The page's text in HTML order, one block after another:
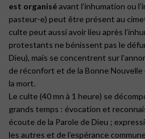
est organiséavant l’inhumation ou
pasteur-e) peut être présent au
culte peut aussi avoir lieu après
protestants ne bénissent pas le
Dieu), mais se concentrent sur
de réconfort et de la Bonne Nouvelle
la mort.
Le culte (40 mn à 1 heure) se
grands temps : évocation et
écoute de la Parole de Dieu ;
les autres et de l’espérance